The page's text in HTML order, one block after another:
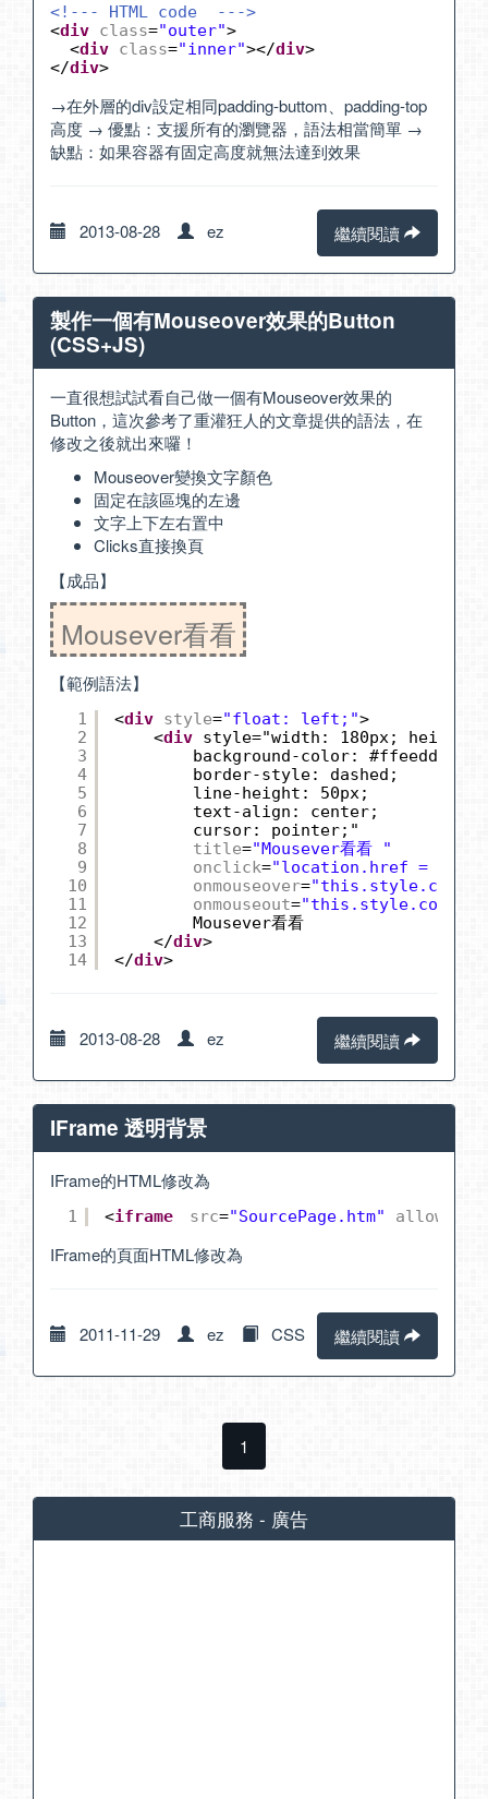
<!--- HTML code  --->
<div class="outer">
<div class="inner"></div>
</div>
→在外層的div設定相同padding-buttom、padding-top
高度 → 優點：支援所有的瀏覽器，語法相當簡單 →
缺點：如果容器有固定高度就無法達到效果
2013-08-28 ez 繼續閱讀
製作一個有Mouseover效果的Button
(CSS+JS)
一直很想試試看自己做一個有Mouseover效果的
Button，這次參考了重灌狂人的文章提供的語法，在
修改之後就出來囉！
Mouseover變換文字顏色
固定在該區塊的左邊
文字上下左右置中
Clicks直接換頁
【成品】
Mousever看看
【範例語法】
1
2
3
4
5
6
7
8
9
10
11
12
13
14
<div style="float: left;">
<div style="width: 180px; height:
background-color: #ffeedd;
border-style: dashed;
line-height: 50px;
text-align: center;
cursor: pointer;"
title="Mousever看看 "
onclick="location.href = '目標
onmouseover=
onmouseout=
Mousever看看
</div>
</div>
2013-08-28 ez 繼續閱讀
IFrame 透明背景
IFrame的HTML修改為
1 <iframe src="SourcePage.htm"
IFrame的頁面HTML修改為
2011-11-29 ez CSS 繼續閱讀
1
工商服務 - 廣告